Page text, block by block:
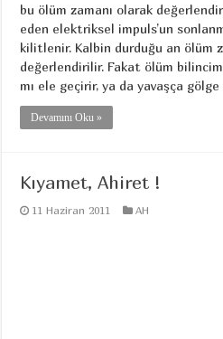
bu ölüm zamanı olarak
eden elektriksel impuls’un
kilitlenir. Kalbin durduğu an ölüm
değerlendirilir. Fakat ölüm
mı ele geçirir, ya da yavaşça
Devamını Oku »
Kıyamet, Ahiret !
11 Haziran 2011 AH